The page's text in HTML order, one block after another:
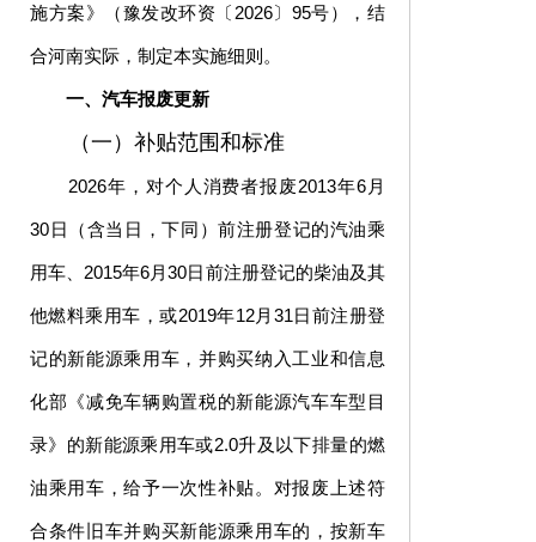
施方案》（豫发改环资〔2026〕95号），结
合河南实际，制定本实施细则。
一、汽车报废更新
（一）补贴范围和标准
2026年，对个人消费者报废2013年6月
30日（含当日，下同）前注册登记的汽油乘
用车、2015年6月30日前注册登记的柴油及其
他燃料乘用车，或2019年12月31日前注册登
记的新能源乘用车，并购买纳入工业和信息
化部《减免车辆购置税的新能源汽车车型目
录》的新能源乘用车或2.0升及以下排量的燃
油乘用车，给予一次性补贴。对报废上述符
合条件旧车并购买新能源乘用车的，按新车